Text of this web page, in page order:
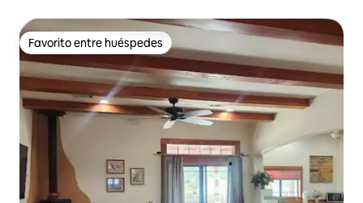
Favorito entre huéspedes
Favorito entre huéspedes